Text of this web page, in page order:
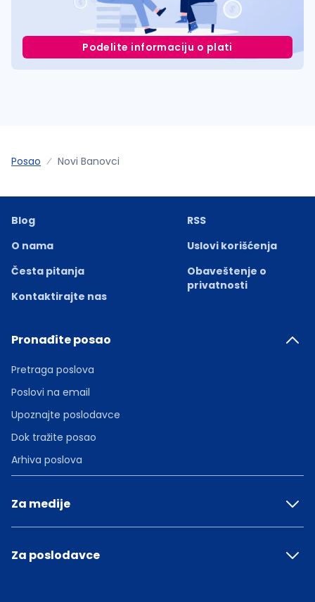
Podelite informaciju o plati
Posao Novi Banovci
Blog
O nama
Česta pitanja
Kontaktirajte nas
RSS
Uslovi korišćenja
Obaveštenje o
privatnosti
Pronađite posao
Pretraga poslova
Poslovi na email
Upoznajte poslodavce
Dok tražite posao
Arhiva poslova
Za medije
Za poslodavce